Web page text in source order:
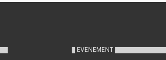
EVENEMENT